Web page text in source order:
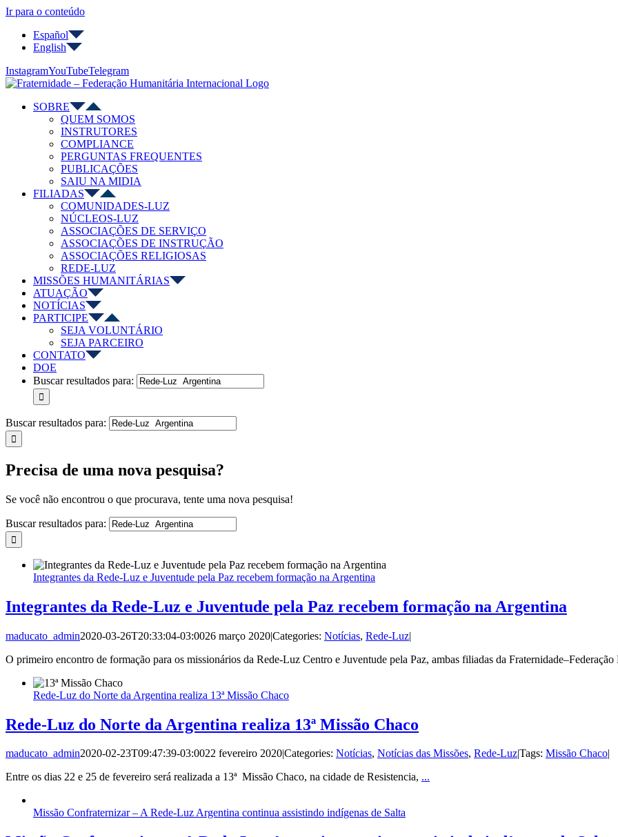
Ir para o conteúdo
Español
English
InstagramYouTubeTelegram
SOBRE
QUEM SOMOS
INSTRUTORES
COMPLIANCE
PERGUNTAS FREQUENTES
PUBLICAÇÕES
SAIU NA MIDIA
FILIADAS
COMUNIDADES-LUZ
NÚCLEOS-LUZ
ASSOCIAÇÕES DE SERVIÇO
ASSOCIAÇÕES DE INSTRUÇÃO
ASSOCIAÇÕES RELIGIOSAS
REDE-LUZ
MISSÕES HUMANITÁRIAS
ATUAÇÃO
NOTÍCIAS
PARTICIPE
SEJA VOLUNTÁRIO
SEJA PARCEIRO
CONTATO
DOE
Buscar resultados para:
Buscar resultados para:
Precisa de uma nova pesquisa?
Se você não encontrou o que procurava, tente uma nova pesquisa!
Buscar resultados para:
Integrantes da Rede-Luz e Juventude pela Paz recebem formação na Argentina
Integrantes da Rede-Luz e Juventude pela Paz recebem formação na Argentina
maducato_admin2020-03-26T20:33:04-03:0026 março 2020|Categories: Notícias, Rede-Luz|
O primeiro encontro de formação para os missionários da Rede-Luz Centro e Juventude pela Paz, ambas filiadas da
Rede-Luz do Norte da Argentina realiza 13ª Missão Chaco
Rede-Luz do Norte da Argentina realiza 13ª Missão Chaco
maducato_admin2020-02-23T09:47:39-03:0022 fevereiro 2020|Categories: Notícias, Notícias das Missões, Rede-Luz|Tags: Missão Chaco|
Entre os dias 22 e 25 de fevereiro será realizada a 13ª Missão Chaco, na cidade de Resistencia, ...
Missão Confraternizar – A Rede-Luz Argentina continua assistindo indígenas de Salta